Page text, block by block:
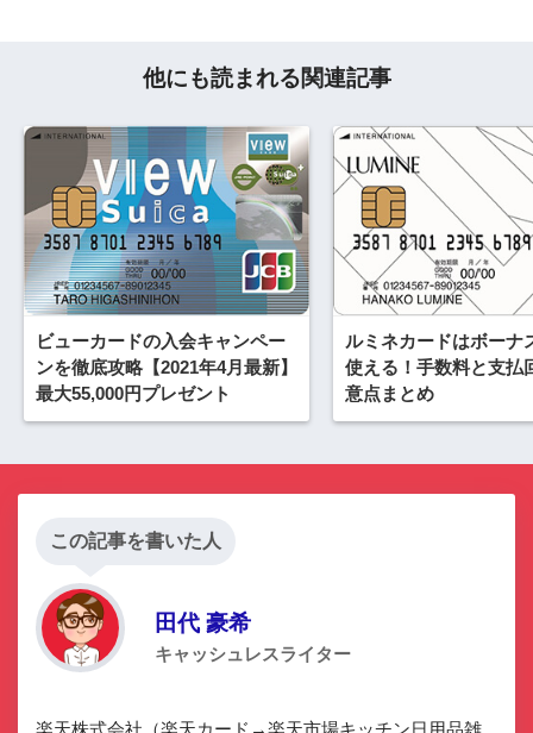
他にも読まれる関連記事
ビューカードの入会キャンペー
ンを徹底攻略【2021年4月最新】
最大55,000円プレゼント
ルミネカードはボーナ
使える！手数料と支払
意点まとめ
この記事を書いた人
田代 豪希
キャッシュレスライター
楽天株式会社（楽天カード→楽天市場キッチン日用品雑